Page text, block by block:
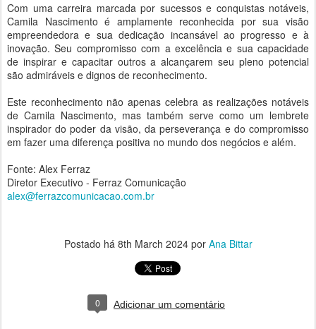
Com uma carreira marcada por sucessos e conquistas notáveis,
Camila Nascimento é amplamente reconhecida por sua visão
empreendedora e sua dedicação incansável ao progresso e à
inovação. Seu compromisso com a excelência e sua capacidade
de inspirar e capacitar outros a alcançarem seu pleno potencial
são admiráveis e dignos de reconhecimento.
Este reconhecimento não apenas celebra as realizações notáveis
de Camila Nascimento, mas também serve como um lembrete
inspirador do poder da visão, da perseverança e do compromisso
em fazer uma diferença positiva no mundo dos negócios e além.
Fonte: Alex Ferraz
Diretor Executivo - Ferraz Comunicação
alex@ferrazcomunicacao.com.br
Postado há 8th March 2024por Ana Bittar
0 Adicionar um comentário